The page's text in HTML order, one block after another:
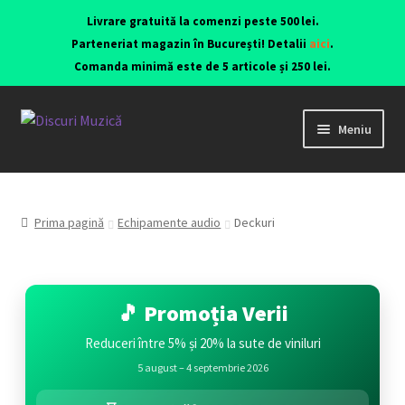
Livrare gratuită la comenzi peste 500 lei.
Parteneriat magazin în București! Detalii aici.
Comanda minimă este de 5 articole și 250 lei.
Meniu
Viniluri ediții originale anii 70-90
CD-uri originale
Prima pagină Echipamente audio Deckuri
🎵 Promoția Verii
Reduceri între 5% și 20% la sute de viniluri
5 august – 4 septembrie 2026